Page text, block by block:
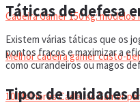
Cadeira Gamer 150 kg:
Melhor cadeira gamer custo-
10 Melhores Cadeiras Gamer
Táticas de defesa
Existem várias táticas que os
pontos fracos e maximizar a
como curandeiros ou magos
Tipos de unidades